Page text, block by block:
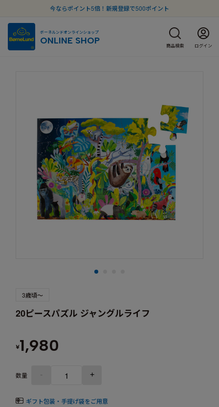
今ならポイント5倍！新規登録で500ポイント
ボーネルンドオンラインショップ
ONLINE SHOP 商品検索 ログイン
3歳頃～
20ピースパズル ジャングルライフ
¥1,980
数量 - +
ギフト包装・手提げ袋をご用意